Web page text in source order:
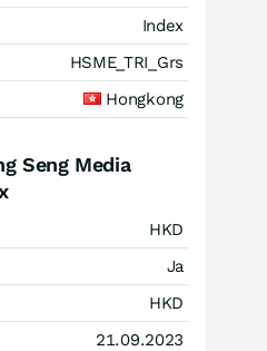
Index
HSME_TRI_Grs
Hongkong
Seng Media
HKD
Ja
HKD
21.09.2023